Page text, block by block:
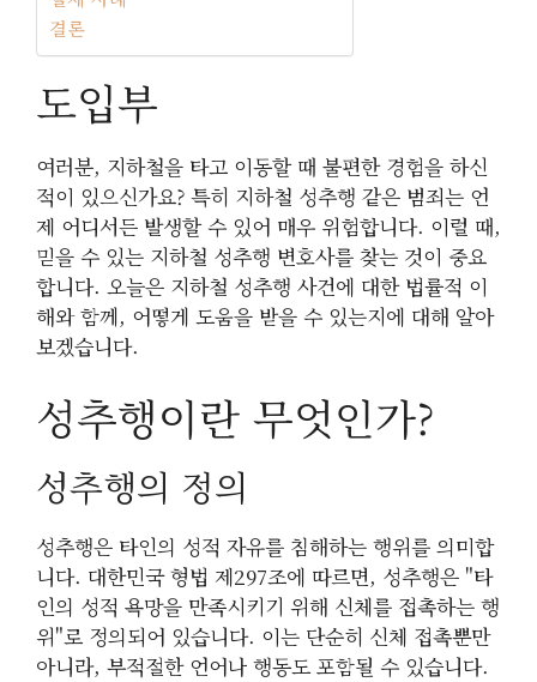
결론
도입부
여러분, 지하철을 타고 이동할 때 불편한 경험을 하신
적이 있으신가요? 특히 지하철 성추행 같은 범죄는 언
제 어디서든 발생할 수 있어 매우 위험합니다. 이럴 때,
믿을 수 있는 지하철 성추행 변호사를 찾는 것이 중요
합니다. 오늘은 지하철 성추행 사건에 대한 법률적 이
해와 함께, 어떻게 도움을 받을 수 있는지에 대해 알아
보겠습니다.
성추행이란 무엇인가?
성추행의 정의
성추행은 타인의 성적 자유를 침해하는 행위를 의미합
니다. 대한민국 형법 제297조에 따르면, 성추행은 "타
인의 성적 욕망을 만족시키기 위해 신체를 접촉하는 행
위"로 정의되어 있습니다. 이는 단순히 신체 접촉뿐만
아니라, 부적절한 언어나 행동도 포함될 수 있습니다.